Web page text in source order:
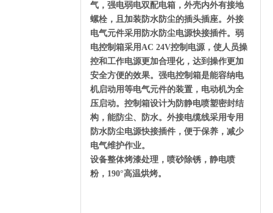
气，强电弱电双配电箱，外壳内外有接地
螺栓，且加装防水防尘的插头插座。外接
电气元件采用防水防尘电源快接插件。弱
电控制箱采用AC 24V控制电源，使人员操
控和工作电源更加合理化，达到操作更加
安全方便的效果。强电控制箱是能容纳电
机启动用等电气元件的装置，电动机为全
压启动。控制箱设计为防静电喷塑密封结
构，能防尘、防水。外接电缆线采用专用
防水防尘电源快接插件，便于保养，减少
电气维护作业。
设备整体烤漆处理，喷砂除锈，静电喷
粉，190°高温烘烤。